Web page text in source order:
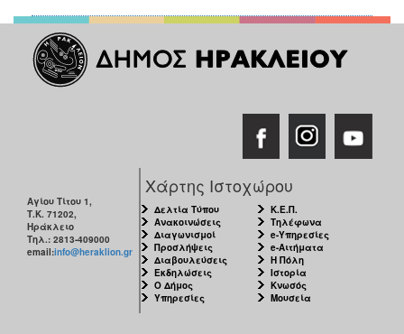
Αγίου Τίτου 1,
Τ.Κ. 71202,
Ηράκλειο
Τηλ.: 2813-409000
email:info@heraklion.gr
Χάρτης Ιστοχώρου
Δελτία Τύπου
Ανακοινώσεις
Διαγωνισμοί
Προσλήψεις
Διαβουλεύσεις
Εκδηλώσεις
Ο Δήμος
Υπηρεσίες
Κ.Ε.Π.
Τηλέφωνα
e-Υπηρεσίες
e-Αιτήματα
Η Πόλη
Ιστορία
Κνωσός
Μουσεία